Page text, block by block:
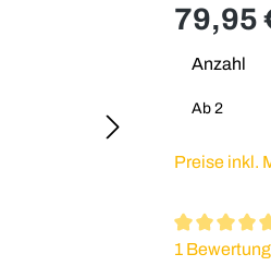
79,95
Anzahl
Ab 2
Preise inkl.
1 Bewertung